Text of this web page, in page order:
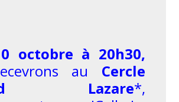
octobre à 20h30,
au Cercle
Lazare*,